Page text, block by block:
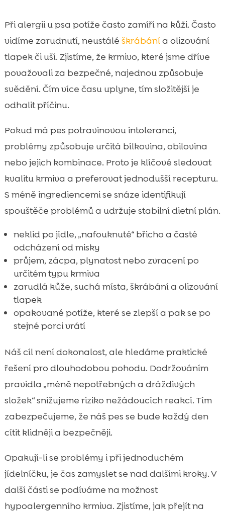
Při alergii u psa potíže často zamíří na kůži. Často
vidíme zarudnutí, neustálé škrábánía olizování
tlapek či uší. Zjistíme, že krmivo, které jsme dříve
považovali za bezpečné, najednou způsobuje
svědění. Čím více času uplyne, tím složitější je
odhalit příčinu.
Pokud má pes potravinovou intoleranci,
problémy způsobuje určitá bílkovina, obilovina
nebo jejich kombinace. Proto je klíčové sledovat
kvalitu krmiva a preferovat jednodušší recepturu.
S méně ingrediencemi se snáze identifikují
spouštěče problémů a udržuje stabilní dietní plán.
neklid po jídle, „nafouknuté“ břicho a časté
odcházení od misky
průjem, zácpa, plynatost nebo zvracení po
určitém typu krmiva
zarudlá kůže, suchá místa, škrábání a olizování
tlapek
opakované potíže, které se zlepší a pak se po
stejné porci vrátí
Náš cíl není dokonalost, ale hledáme praktické
řešení pro dlouhodobou pohodu. Dodržováním
pravidla „méně nepotřebných a dráždivých
složek“ snižujeme riziko nežádoucích reakcí. Tím
zabezpečujeme, že náš pes se bude každý den
cítit klidněji a bezpečněji.
Opakují-li se problémy i při jednoduchém
jídelníčku, je čas zamyslet se nad dalšími kroky. V
další části se podíváme na možnost
hypoalergenního krmiva. Zjistíme, jak přejít na